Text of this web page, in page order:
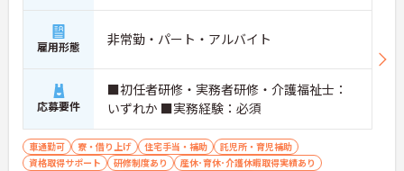
雇用形態 非常勤・パート・アルバイト
応募要件
■初任者研修・実務者研修・介護福祉士：
いずれか ■実務経験：必須
車通勤可 寮・借り上げ 住宅手当・補助
託児所・育児補助
資格取得サポート
研修制度あり
産休･育休･介護休暇取得実績あり